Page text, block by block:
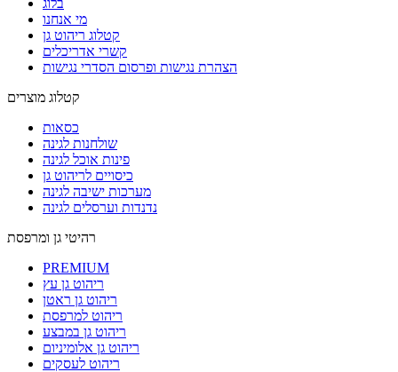
בלוג
מי אנחנו
קטלוג ריהוט גן
קשרי אדריכלים
הצהרת נגישות ופרסום הסדרי נגישות
קטלוג מוצרים
כסאות
שולחנות לגינה
פינות אוכל לגינה
כיסויים לריהוט גן
מערכות ישיבה לגינה
נדנדות וערסלים לגינה
רהיטי גן ומרפסת
PREMIUM
ריהוט גן עץ
ריהוט גן ראטן
ריהוט למרפסת
ריהוט גן במבצע
ריהוט גן אלומיניום
ריהוט לעסקים